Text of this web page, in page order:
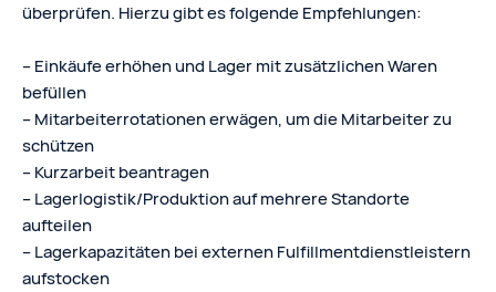
überprüfen. Hierzu gibt es folgende Empfehlungen:
– Einkäufe erhöhen und Lager mit zusätzlichen Waren
befüllen
– Mitarbeiterrotationen erwägen, um die Mitarbeiter zu
schützen
– Kurzarbeit beantragen
– Lagerlogistik/Produktion auf mehrere Standorte
aufteilen
– Lagerkapazitäten bei externen Fulfillmentdienstleistern
aufstocken